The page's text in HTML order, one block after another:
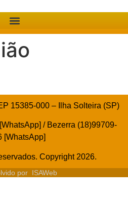
15385-000 – Ilha Solteira (SP)
/ Bezerra (18)99709-
[WhatsApp]
Copyright 2026.
por ISAWeb